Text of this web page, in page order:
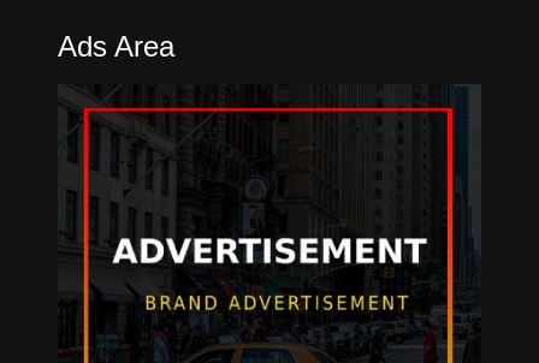
Ads Area